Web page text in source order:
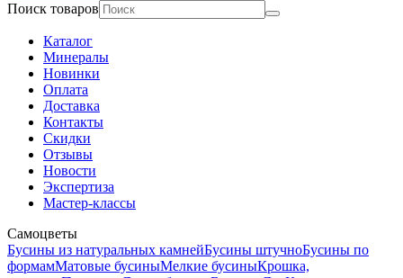
Поиск товаров
Каталог
Минералы
Новинки
Оплата
Доставка
Контакты
Скидки
Отзывы
Новости
Экспертиза
Мастер-классы
Самоцветы
Бусины из натуральных камнейБусины штучноБусины по
формамМатовые бусиныМелкие бусиныКрошка,